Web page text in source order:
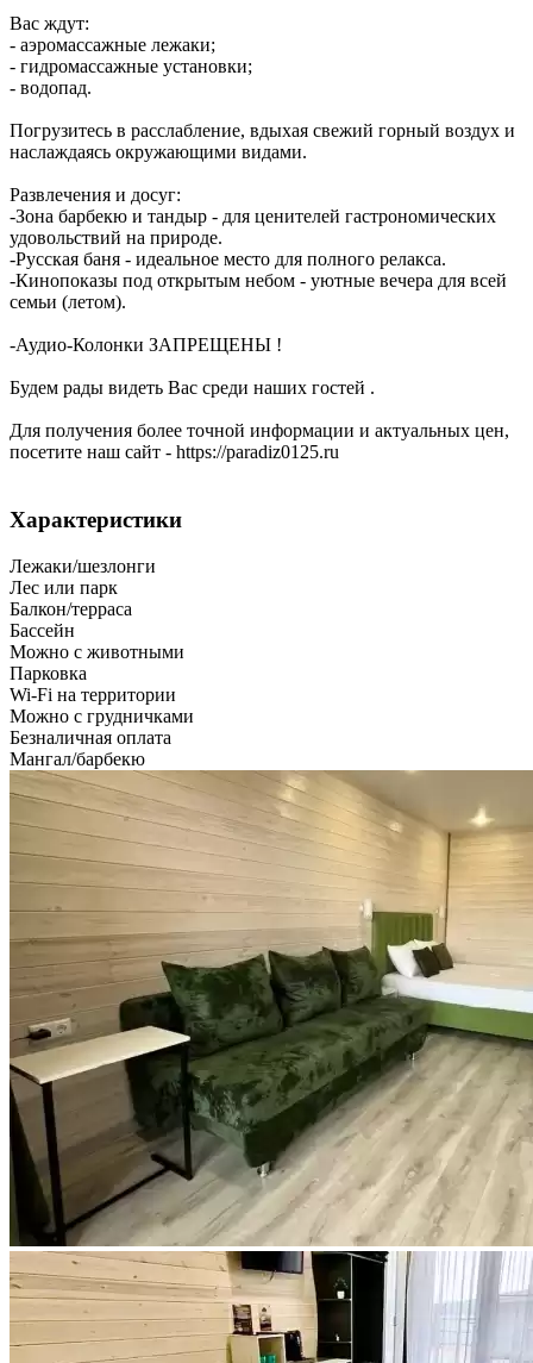
Вас ждут:
- аэромассажные лежаки;
- гидромассажные установки;
- водопад.
Погрузитесь в расслабление, вдыхая свежий горный воздух и
наслаждаясь окружающими видами.
Развлечения и досуг:
-Зона барбекю и тандыр - для ценителей гастрономических
удовольствий на природе.
-Русская баня - идеальное место для полного релакса.
-Кинопоказы под открытым небом - уютные вечера для всей
семьи (летом).
-Аудио-Колонки ЗАПРЕЩЕНЫ !
Будем рады видеть Вас среди наших гостей .
Для получения более точной информации и актуальных цен,
посетите наш сайт - https://paradiz0125.ru
Характеристики
Лежаки/шезлонги
Лес или парк
Балкон/терраса
Бассейн
Можно с животными
Парковка
Wi-Fi на территории
Можно с грудничками
Безналичная оплата
Мангал/барбекю